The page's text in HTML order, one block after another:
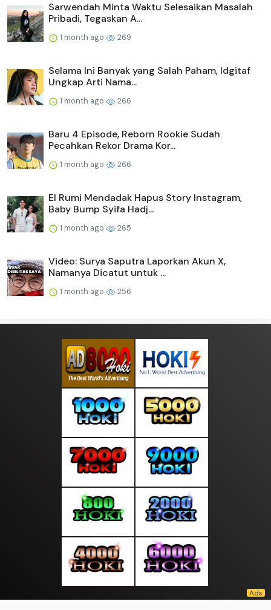
Sarwendah Minta Waktu Selesaikan Masalah
Pribadi, Tegaskan A...
1 month ago 269
Selama Ini Banyak yang Salah Paham, Idgitaf
Ungkap Arti Nama...
1 month ago 266
Baru 4 Episode, Reborn Rookie Sudah
Pecahkan Rekor Drama Kor...
1 month ago 266
El Rumi Mendadak Hapus Story Instagram,
Baby Bump Syifa Hadj...
1 month ago 265
Video: Surya Saputra Laporkan Akun X,
Namanya Dicatut untuk ...
1 month ago 256